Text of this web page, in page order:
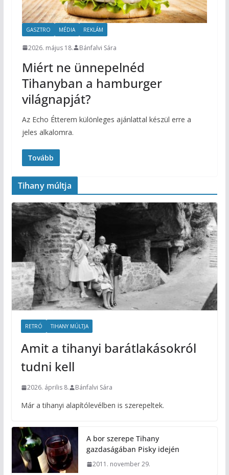
GASZTRO MÉDIA REKLÁM
2026. május 18. Bánfalvi Sára
Miért ne ünnepelnéd
Tihanyban a hamburger
világnapját?
Az Echo Étterem különleges ajánlattal készül erre a
jeles alkalomra.
Tovább
Tihany múltja
RETRÓ TIHANY MÚLTJA
Amit a tihanyi barátlakásokról
tudni kell
2026. április 8. Bánfalvi Sára
Már a tihanyi alapítólevélben is szerepeltek.
A bor szerepe Tihany
gazdaságában Pisky idején
2011. november 29.